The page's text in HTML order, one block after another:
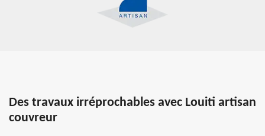
Des travaux irréprochables avec Louiti artisan
couvreur